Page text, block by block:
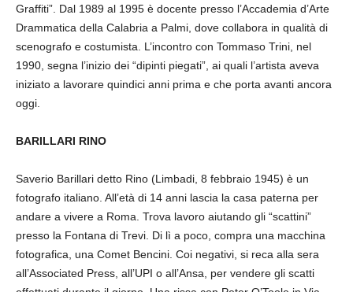
Graffiti”. Dal 1989 al 1995 è docente presso l’Accademia d’Arte
Drammatica della Calabria a Palmi, dove collabora in qualità di
scenografo e costumista. L’incontro con Tommaso Trini, nel
1990, segna l’inizio dei “dipinti piegati”, ai quali l’artista aveva
iniziato a lavorare quindici anni prima e che porta avanti ancora
oggi.
BARILLARI RINO
Saverio Barillari detto Rino (Limbadi, 8 febbraio 1945) è un
fotografo italiano. All’età di 14 anni lascia la casa paterna per
andare a vivere a Roma. Trova lavoro aiutando gli “scattini”
presso la Fontana di Trevi. Di lì a poco, compra una macchina
fotografica, una Comet Bencini. Coi negativi, si reca alla sera
all’Associated Press, all’UPI o all’Ansa, per vendere gli scatti